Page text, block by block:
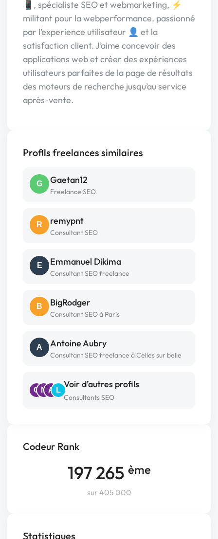
Codeur Rank
197 265 ème
sur 405 000
Statistiques
📱, spécialiste SEO et webmarketing, ⚡
militant pour la webperformance, passionné
par l’experience utilisateur 👤 et la
satisfaction client. J’aime concevoir des
applications web et créer des expériences
utilisateurs parfaites de la page de résultats
des moteurs de recherche jusqu’au service
après-vente.
Profils freelances similaires
G Gaetan12
Freelance SEO
R remypnt
Consultant SEO
E Emmanuel Dikima
Consultant SEO freelance
B BigRodger
Consultant SEO à Paris
A Antoine Aubry
Consultant SEO freelance à Celles sur belle
C M A L
Voir d’autres profils
Consultants SEO